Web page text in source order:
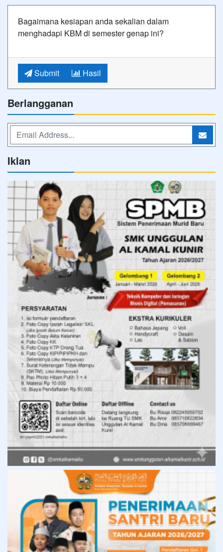
Bagaimana kesiapan anda sekalian dalam
menghadapi KBM di semester genap ini?
Submit Hasil
Berlangganan
Iklan